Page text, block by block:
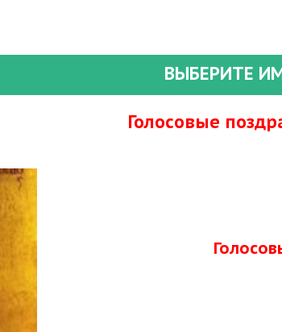
ВЫБЕРИТЕ
Голосовые